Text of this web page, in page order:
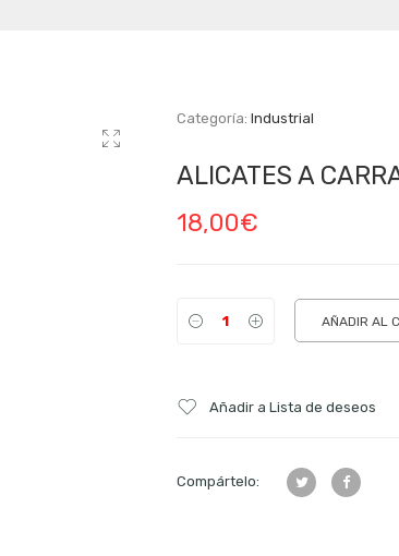
Categoría: Industrial
ALICATES A
18,00€
AÑADIR AL
Añadir a Lista de deseos
Compártelo: